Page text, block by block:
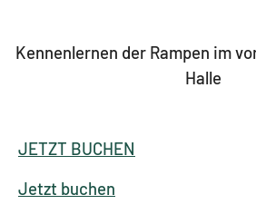
Kennenlernen der Rampen im
Halle
JETZT BUCHEN
Jetzt buchen